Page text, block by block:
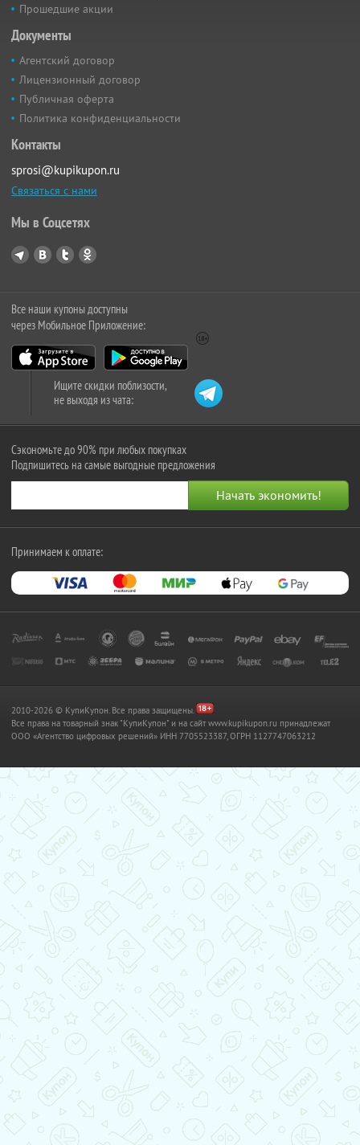
Прошедшие акции
Документы
Агентский договор
Лицензионный договор
Публичная оферта
Политика конфиденциальности
Контакты
sprosi@kupikupon.ru
Связаться с нами
Мы в Соцсетях
Все наши купоны доступны
через Мобильное Приложение:
Ищите скидки поблизости,
не выходя из чата:
Сэкономьте до 90% при любых покупках
Подпишитесь на самые выгодные предложения
Принимаем к оплате:
2010-2026 © КупиКупон. Все права защищены.
Все права на товарный знак "КупиКупон" и на сайт www.kupikupon.ru принадлежат
OOO «Агентство цифровых решений» ИНН 7705523387, ОГРН 1127747063212